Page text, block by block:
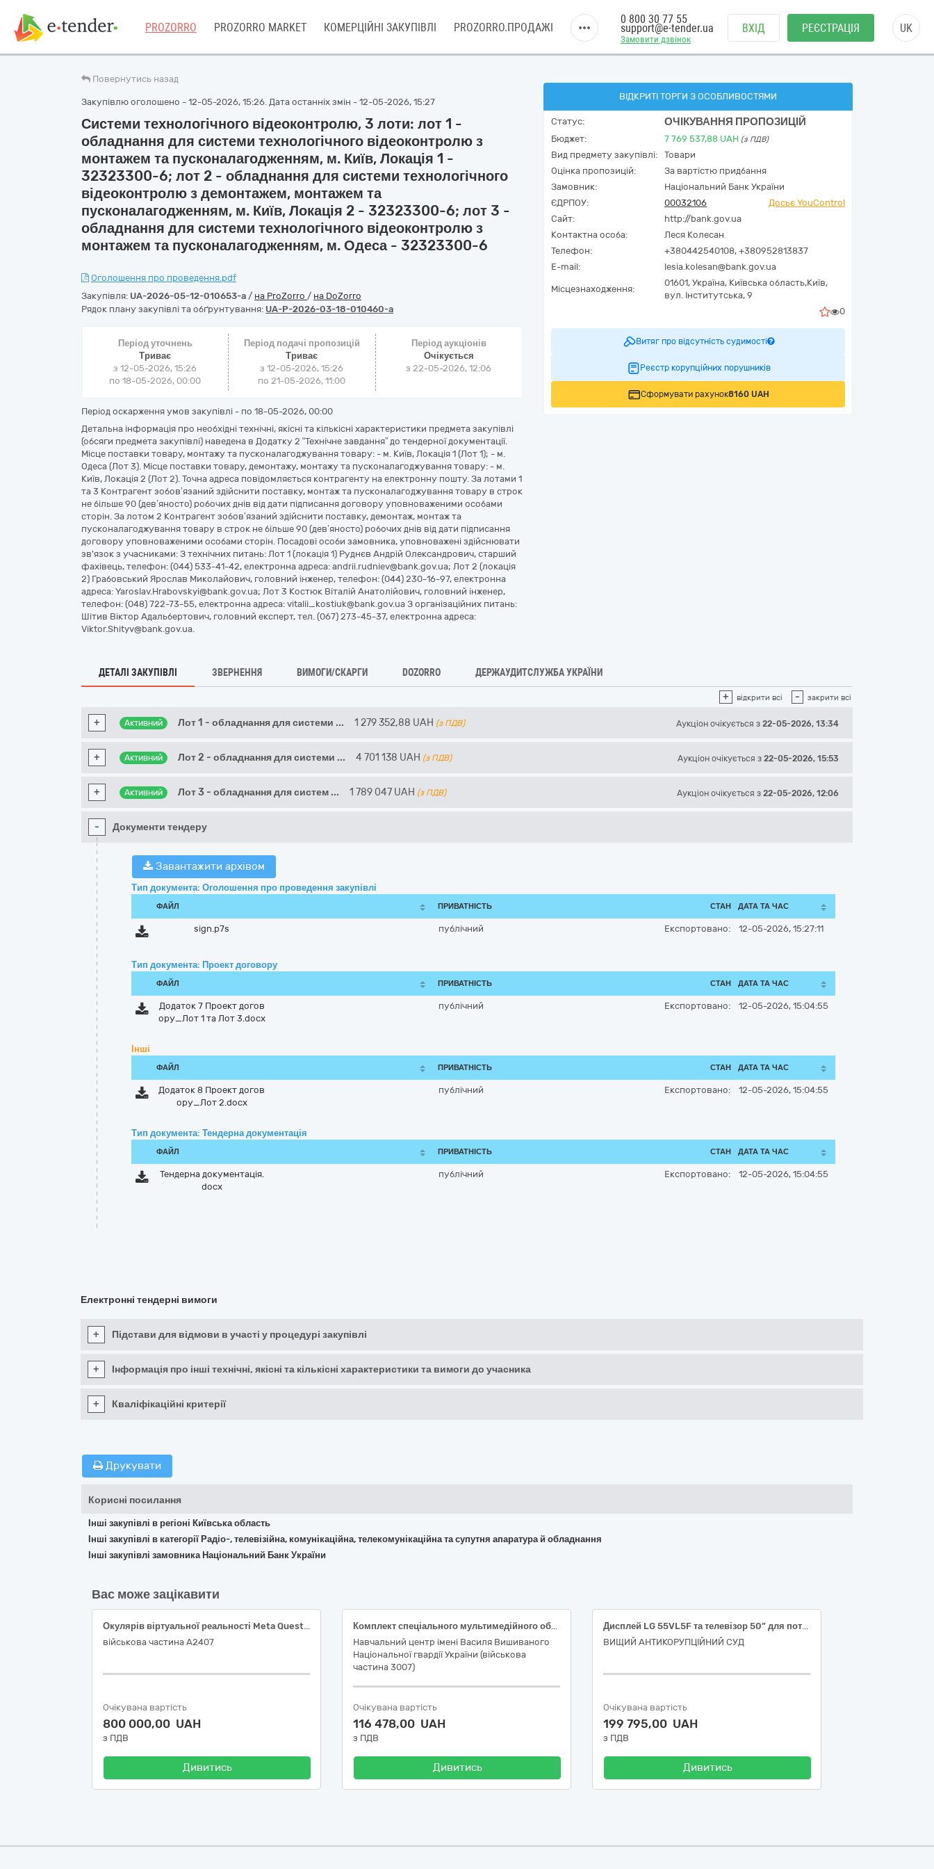
PROZORRO PROZORRO MARKET КОМЕРЦІЙНІ ЗАКУПІВЛІ PROZORRO.ПРОДАЖІ
Замовити дзвінок
0 800 30 77 55
support@e-tender.ua ВХІД РЕЄСТРАЦІЯ UK
Повернутись назад
Закупівлю оголошено - 12-05-2026, 15:26. Дата останніх змін - 12-05-2026, 15:27
Системи технологічного відеоконтролю, 3 лоти: лот 1 -
обладнання для системи технологічного відеоконтролю з
монтажем та пусконалагодженням, м. Київ, Локація 1 -
32323300-6; лот 2 - обладнання для системи технологічного
відеоконтролю з демонтажем, монтажем та
пусконалагодженням, м. Київ, Локація 2 - 32323300-6; лот 3 -
обладнання для системи технологічного відеоконтролю з
монтажем та пусконалагодженням, м. Одеса - 32323300-6
Оголошення про проведення.pdf
Закупівля: UA-2026-05-12-010653-a / на ProZorro / на DoZorro
Рядок плану закупівлі та обґрунтування: UA-P-2026-03-18-010460-a
Період уточнень
Триває
з 12-05-2026, 15:26
по 18-05-2026, 00:00
Період подачі пропозицій
Триває
з 12-05-2026, 15:26
по 21-05-2026, 11:00
Період аукціонів
Очікується
з22-05-2026, 12:06
Період оскарження умов закупівлі - по 18-05-2026, 00:00
Детальна інформація про необхідні технічні, якісні та кількісні характеристики предмета закупівлі
(обсяги предмета закупівлі) наведена в Додатку 2 “Технічне завдання” до тендерної документації.
Місце поставки товару, монтажу та пусконалагоджування товару: - м. Київ, Локація 1 (Лот 1); - м.
Одеса (Лот 3). Місце поставки товару, демонтажу, монтажу та пусконалагоджування товару: - м.
Київ, Локація 2 (Лот 2). Точна адреса повідомляється контрагенту на електронну пошту. За лотами 1
та 3 Контрагент зобов’язаний здійснити поставку, монтаж та пусконалагоджування товару в строк
не більше 90 (дев’яносто) робочих днів від дати підписання договору уповноваженими особами
сторін. За лотом 2 Контрагент зобов’язаний здійснити поставку, демонтаж, монтаж та
пусконалагоджування товару в строк не більше 90 (дев’яносто) робочих днів від дати підписання
договору уповноваженими особами сторін. Посадові особи замовника, уповноважені здійснювати
зв'язок з учасниками: З технічних питань: Лот 1 (локація 1) Руднєв Андрій Олександрович, старший
фахівець, телефон: (044) 533-41-42, електронна адреса: andrii.rudniev@bank.gov.ua; Лот 2 (локація
2) Грабовський Ярослав Миколайович, головний інженер, телефон: (044) 230-16-97, електронна
адреса: Yaroslav.Hrabovskyi@bank.gov.ua; Лот 3 Костюк Віталій Анатолійович, головний інженер,
телефон: (048) 722-73-55, електронна адреса: vitalii_kostiuk@bank.gov.ua З організаційних питань:
Шітив Віктор Адальбертович, головний експерт, тел. (067) 273-45-37, електронна адреса:
Viktor.Shityv@bank.gov.ua.
ВІДКРИТІ ТОРГИ З ОСОБЛИВОСТЯМИ
Статус: ОЧІКУВАННЯ ПРОПОЗИЦІЙ
Бюджет: 7 769 537,88 UAH (з ПДВ)
Вид предмету закупівлі:
Товари
Оцінка пропозицій:
За вартістю придбання
Замовник:
Національний Банк України
ЄДРПОУ:
00032106
Досьє YouControl
Сайт:
http://bank.gov.ua
Контактна особа:
Леся Колесан
Телефон:
+380442540108, +380952813837
E-mail:
lesia.kolesan@bank.gov.ua
Місцезнаходження:
01601, Україна, Київська область,Київ,
вул. Інститутська, 9
0
Витяг про відсутність судимості
Реєстр корупційних порушників
Сформувати рахунок8160 UAH
ДЕТАЛІ ЗАКУПІВЛІ ЗВЕРНЕННЯ ВИМОГИ/СКАРГИ DOZORRO ДЕРЖАУДИТСЛУЖБА УКРАЇНИ
+ відкрити всі - закрити всі
+ Активний Лот 1 - обладнання для системи ... 1 279 352,88 UAH (з ПДВ) Аукціон очікується з 22-05-2026, 13:34
+ Активний Лот 2 - обладнання для системи ... 4 701 138 UAH (з ПДВ) Аукціон очікується з 22-05-2026, 15:53
+ Активний Лот 3 - обладнання для систем ... 1 789 047 UAH (з ПДВ) Аукціон очікується з 22-05-2026, 12:06
- Документи тендеру
Завантажити архівом
Тип документа: Оголошення про проведення закупівлі
ФАЙЛ ПРИВАТНІСТЬ СТАН ДАТА ТА ЧАС
sign.p7s публічний Експортовано: 12-05-2026, 15:27:11
Тип документа: Проект договору
ФАЙЛ ПРИВАТНІСТЬ СТАН ДАТА ТА ЧАС
Додаток 7 Проект догов
ору_Лот 1 та Лот 3.docx
публічний Експортовано: 12-05-2026, 15:04:55
Інші
ФАЙЛ ПРИВАТНІСТЬ СТАН ДАТА ТА ЧАС
Додаток 8 Проект догов
ору_Лот 2.docx
публічний Експортовано: 12-05-2026, 15:04:55
Тип документа: Тендерна документація
ФАЙЛ ПРИВАТНІСТЬ СТАН ДАТА ТА ЧАС
Тендерна документація.
docx
публічний Експортовано: 12-05-2026, 15:04:55
Електронні тендерні вимоги
+ Підстави для відмови в участі у процедурі закупівлі
+ Інформація про інші технічні, якісні та кількісні характеристики та вимоги до учасника
+ Кваліфікаційні критерії
Друкувати
Корисні посилання
Інші закупівлі в регіоні Київська область
Інші закупівлі в категорії Радіо-, телевізійна, комунікаційна, телекомунікаційна та супутня апаратура й обладнання
Інші закупівлі замовника Національний Банк України
Вас може зацікавити
Окулярів віртуальної реальності Meta Quest 3s 256 GB (оригінал або еквівалент)
військова частина А2407
Очікувана вартість
800 000,00 UAH
з ПДВ
Дивитись
Комплект спеціального мультимедійного обладнання для навчальних класів (проєктор, ноутбук, проекційний екран на тринозі)
Навчальний центр імені Василя Вишиваного
Національної гвардії України (військова
частина 3007)
Очікувана вартість
116 478,00 UAH
з ПДВ
Дивитись
Дисплей LG 55VL5F та телевізор 50” для потреб Вищого антикорупційного суду
ВИЩИЙ АНТИКОРУПЦІЙНИЙ СУД
Очікувана вартість
199 795,00 UAH
з ПДВ
Дивитись